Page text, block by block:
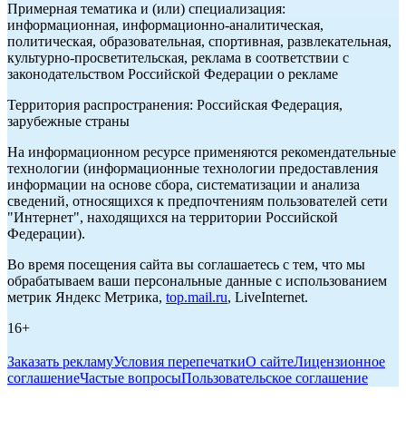
Примерная тематика и (или) специализация:
информационная, информационно-аналитическая,
политическая, образовательная, спортивная, развлекательная,
культурно-просветительская, реклама в соответствии с
законодательством Российской Федерации о рекламе
Территория распространения: Российская Федерация,
зарубежные страны
На информационном ресурсе применяются рекомендательные
технологии (информационные технологии предоставления
информации на основе сбора, систематизации и анализа
сведений, относящихся к предпочтениям пользователей сети
"Интернет", находящихся на территории Российской
Федерации).
Во время посещения сайта вы соглашаетесь с тем, что мы
обрабатываем ваши персональные данные с использованием
метрик Яндекс Метрика, top.mail.ru, LiveInternet.
16+
Заказать рекламуУсловия перепечаткиО сайтеЛицензионное
соглашениеЧастые вопросыПользовательское соглашение